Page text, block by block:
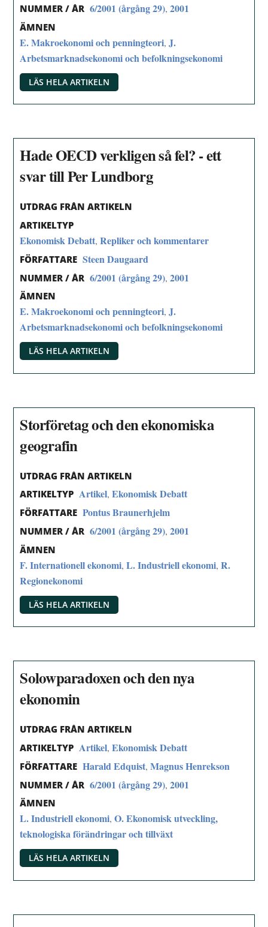
NUMMER / ÅR 6/2001 (årgång 29),2001
ÄMNEN
E. Makroekonomi och penningteori,J.
Arbetsmarknadsekonomi och befolkningsekonomi
LÄS HELA ARTIKELN
Hade OECD verkligen så fel? - ett
svar till Per Lundborg
UTDRAG FRÅN ARTIKELN
ARTIKELTYP
Ekonomisk Debatt,Repliker och kommentarer
FÖRFATTARE Steen Daugaard
NUMMER / ÅR 6/2001 (årgång 29),2001
ÄMNEN
E. Makroekonomi och penningteori,J.
Arbetsmarknadsekonomi och befolkningsekonomi
LÄS HELA ARTIKELN
Storföretag och den ekonomiska
geografin
UTDRAG FRÅN ARTIKELN
ARTIKELTYP Artikel,Ekonomisk Debatt
FÖRFATTARE Pontus Braunerhjelm
NUMMER / ÅR 6/2001 (årgång 29),2001
ÄMNEN
F. Internationell ekonomi,L. Industriell ekonomi,R.
Regionekonomi
LÄS HELA ARTIKELN
Solowparadoxen och den nya
ekonomin
UTDRAG FRÅN ARTIKELN
ARTIKELTYP Artikel,Ekonomisk Debatt
FÖRFATTARE Harald Edquist,Magnus Henrekson
NUMMER / ÅR 6/2001 (årgång 29),2001
ÄMNEN
L. Industriell ekonomi,O. Ekonomisk utveckling,
teknologiska förändringar och tillväxt
LÄS HELA ARTIKELN